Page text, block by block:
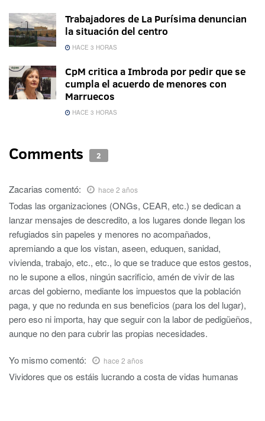
Trabajadores de La Purísima denuncian
la situación del centro
HACE 3 HORAS
CpM critica a Imbroda por pedir que se
cumpla el acuerdo de menores con
Marruecos
HACE 3 HORAS
Comments 2
Zacarias comentó: hace 2 años
Todas las organizaciones (ONGs, CEAR, etc.) se dedican a
lanzar mensajes de descredito, a los lugares donde llegan los
refugiados sin papeles y menores no acompañados,
apremiando a que los vistan, aseen, eduquen, sanidad,
vivienda, trabajo, etc., etc., lo que se traduce que estos gestos,
no le supone a ellos, ningún sacrificio, amén de vivir de las
arcas del gobierno, mediante los impuestos que la población
paga, y que no redunda en sus beneficios (para los del lugar),
pero eso ni importa, hay que seguir con la labor de pedigüeños,
aunque no den para cubrir las propias necesidades.
Yo mismocomentó: hace 2 años
Vividores que os estáis lucrando a costa de vidas humanas